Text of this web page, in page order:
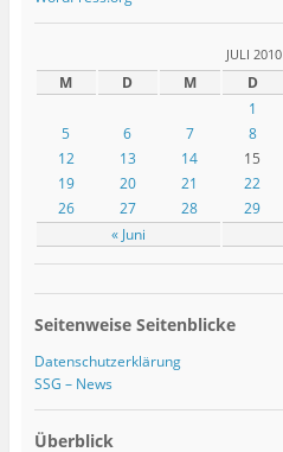
JULI 2010
M D M D
« Juni
1
5
6 7 8
12
13 14 15
19
20 21 22
26
27 28 29
Seitenweise Seitenblicke
Datenschutzerklärung
SSG – News
Überblick